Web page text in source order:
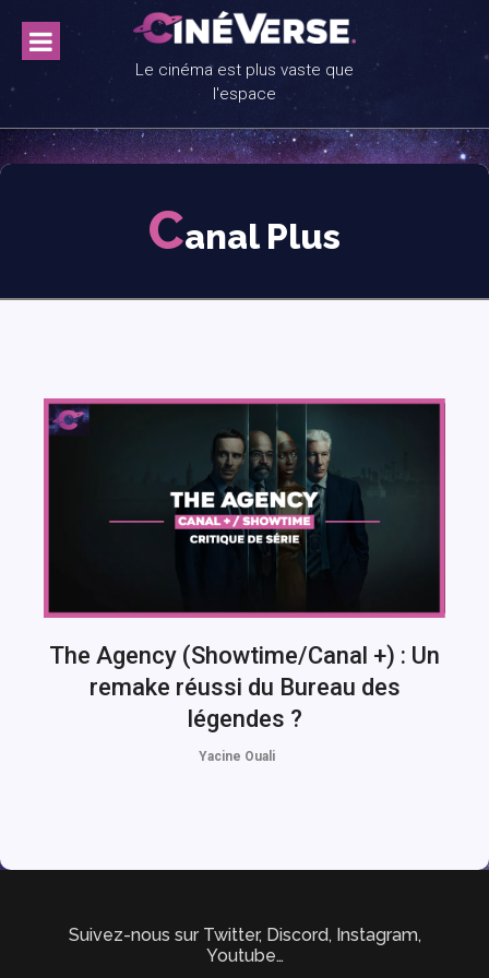
content
Le cinéma est plus vaste que
l'espace
Canal Plus
The Agency (Showtime/Canal +) : Un
remake réussi du Bureau des
légendes ?
Yacine Ouali
Suivez-nous sur Twitter, Discord, Instagram,
Youtube…